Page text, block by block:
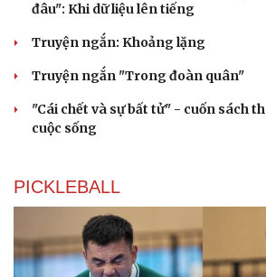
đâu": Khi dữ liệu lên tiếng
Truyện ngắn: Khoảng lặng
Truyện ngắn "Trong đoàn quân"
"Cái chết và sự bất tử" - cuốn sách
cuộc sống
PICKLEBALL